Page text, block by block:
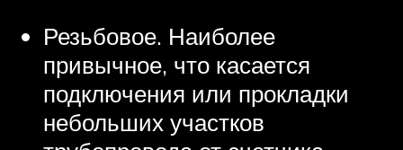
Резьбовое. Наиболее
привычное, что касается
подключения или прокладки
небольших участков